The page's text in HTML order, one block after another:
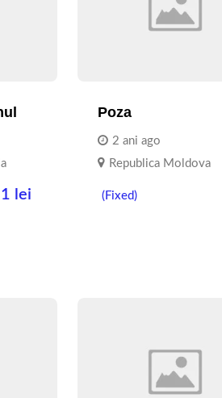
lei
Poza
2 ani ago
Republica Moldova
(Fixed)